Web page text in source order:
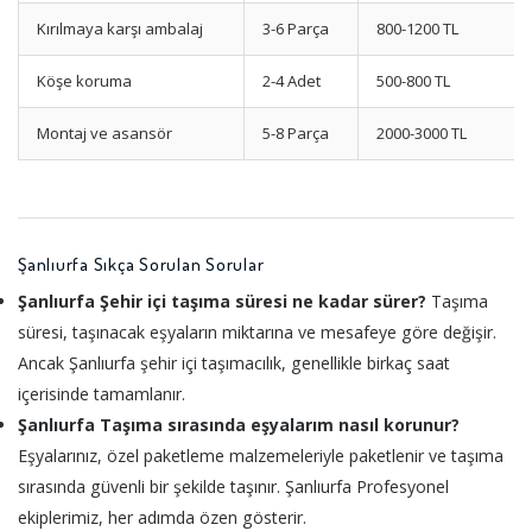
Kırılmaya karşı ambalaj 3-6 Parça 800-1200 TL
Köşe koruma 2-4 Adet 500-800 TL
Montaj ve asansör 5-8 Parça 2000-3000 TL
Şanlıurfa Sıkça Sorulan Sorular
Şanlıurfa Şehir içi taşıma süresi ne kadar sürer? Taşıma
süresi, taşınacak eşyaların miktarına ve mesafeye göre değişir.
Ancak Şanlıurfa şehir içi taşımacılık, genellikle birkaç saat
içerisinde tamamlanır.
Şanlıurfa Taşıma sırasında eşyalarım nasıl korunur?
Eşyalarınız, özel paketleme malzemeleriyle paketlenir ve taşıma
sırasında güvenli bir şekilde taşınır. Şanlıurfa Profesyonel
ekiplerimiz, her adımda özen gösterir.